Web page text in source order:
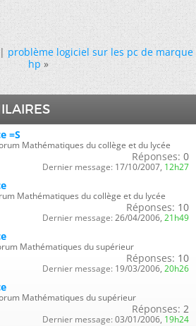
problème logiciel sur les pc de marque
hp »
=S
Mathématiques du collège et du lycée
Réponses: 0
Dernier message: 17/10/2007, 12h27
Mathématiques du collège et du lycée
Réponses: 10
Dernier message: 26/04/2006, 21h49
Mathématiques du supérieur
Réponses: 10
Dernier message: 19/03/2006, 20h26
Mathématiques du supérieur
Réponses: 2
Dernier message: 03/01/2006, 19h24